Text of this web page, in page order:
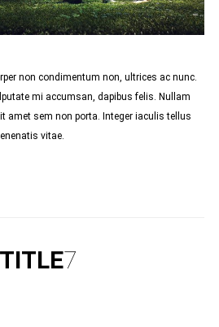
non condimentum non, ultrices ac nunc.
mi accumsan, dapibus felis. Nullam
amet sem non porta. Integer iaculis tellus
vitae.
TITLE7